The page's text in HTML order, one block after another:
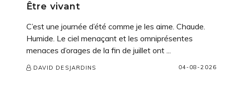
Être vivant
C’est une journée d’été comme je les aime. Chaude.
Humide. Le ciel menaçant et les omniprésentes
menaces d’orages de la fin de juillet ont ...
DAVID DESJARDINS 04-08-2026